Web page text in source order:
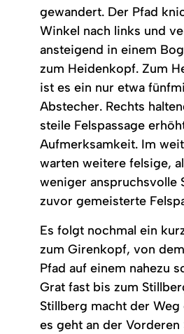
gewandert. Der Pfad
Winkel nach links und
ansteigend in einem
zum Heidenkopf. Zum
ist es ein nur etwa
Abstecher. Rechts
steile Felspassage
Aufmerksamkeit. Im
warten weitere felsige,
weniger anspruchsvolle
zuvor gemeisterte
Es folgt nochmal ein
zum Girenkopf, von
Pfad auf einem nahezu
Grat fast bis zum
Stillberg macht der Weg
es geht an der